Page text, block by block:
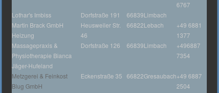
6767
Lothar's Imbiss
Dorfstraße 191 66839Limbach
Martin Brack GmbH
Heizung
Heusweiler Str.
46
66822Lebach
+49 6881
1377
Massagepraxis &
Physiotherapie Bianca
Jäger-Hufeland
Dorfstraße 126 66839Limbach
+496887
7354
Metzgerei & Feinkost
Blug GmbH
Eckenstraße 35 66822Gresaubach+49 6887
2504